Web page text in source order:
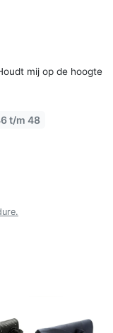
mij op de hoogte
t/m 48